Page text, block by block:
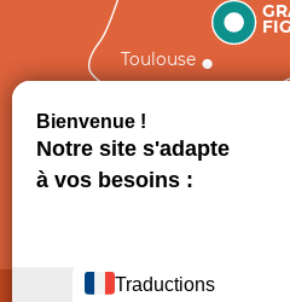
Toulouse